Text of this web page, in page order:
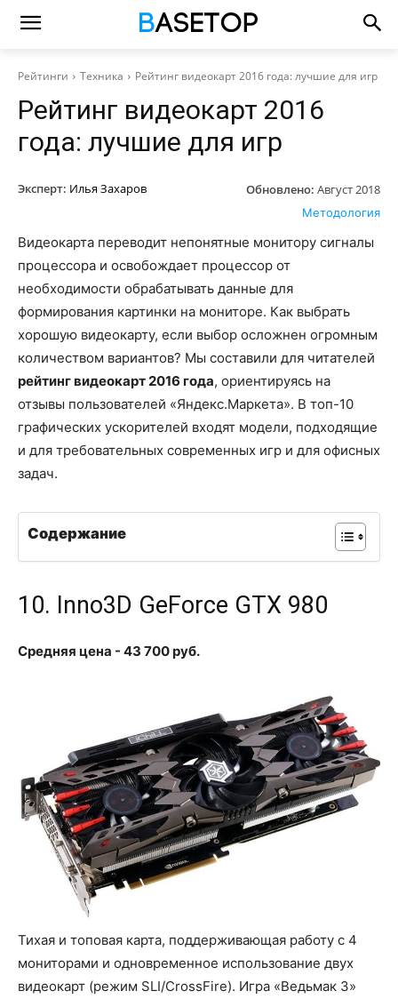
Рейтинги Техника Рейтинг видеокарт 2016 года: лучшие для игр
Рейтинг видеокарт 2016
года: лучшие для игр
Эксперт: Илья Захаров Обновлено: Август 2018
Методология
Видеокарта переводит непонятные монитору сигналы
процессора и освобождает процессор от
необходимости обрабатывать данные для
формирования картинки на мониторе. Как выбрать
хорошую видеокарту, если выбор осложнен огромным
количеством вариантов? Мы составили для читателей
рейтинг видеокарт 2016 года, ориентируясь на
отзывы пользователей «Яндекс.Маркета». В топ-10
графических ускорителей входят модели, подходящие
и для требовательных современных игр и для офисных
задач.
Содержание
10. Inno3D GeForce GTX 980
Средняя цена - 43 700 руб.
Тихая и топовая карта, поддерживающая работу с 4
мониторами и одновременное использование двух
видеокарт (режим SLI/CrossFire). Игра «Ведьмак 3»